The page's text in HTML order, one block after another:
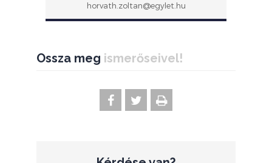
horvath.zoltan@egylet.hu
Ossza meg ismerőseivel!